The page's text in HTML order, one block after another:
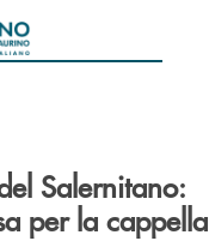
Salernitano:
per la cappella